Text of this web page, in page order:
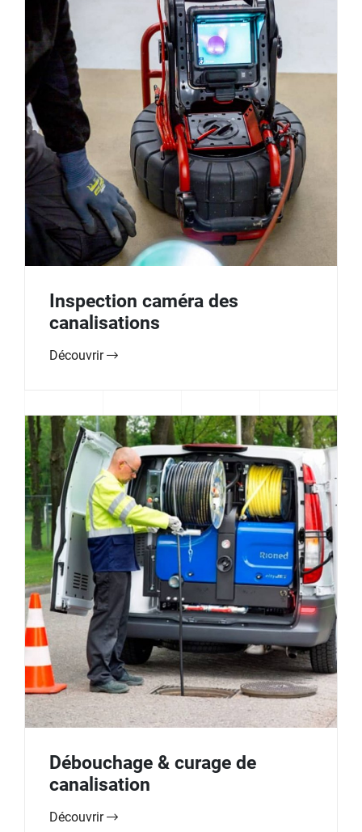
Inspection caméra des
canalisations
Découvrir
Débouchage & curage de
canalisation
Découvrir